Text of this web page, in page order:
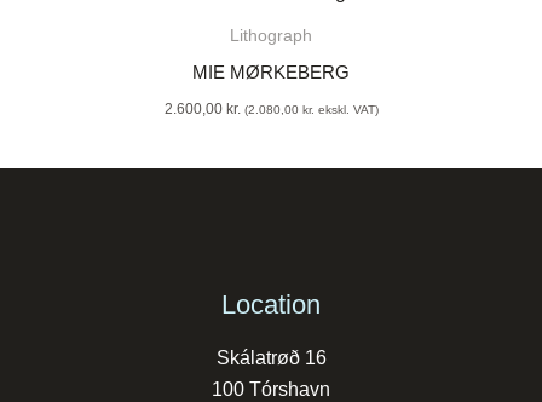
Lithograph
MIE MØRKEBERG
2.600,00 kr. (2.080,00 kr. ekskl. VAT)
Location
Skálatrøð 16
100 Tórshavn